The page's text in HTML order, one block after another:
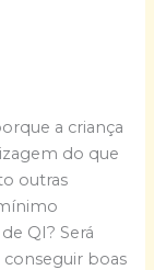
a criança
do que
outras
QI? Será
boas